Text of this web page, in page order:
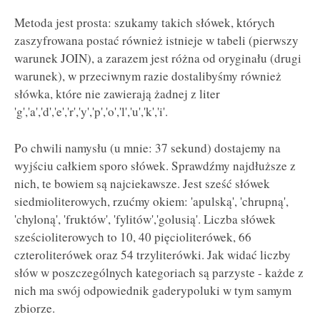
Metoda jest prosta: szukamy takich słówek, których
zaszyfrowana postać również istnieje w tabeli (pierwszy
warunek JOIN), a zarazem jest różna od oryginału (drugi
warunek), w przeciwnym razie dostalibyśmy również
słówka, które nie zawierają żadnej z liter
'g','a','d','e','r','y','p','o','l','u','k','i'.
Po chwili namysłu (u mnie: 37 sekund) dostajemy na
wyjściu całkiem sporo słówek. Sprawdźmy najdłuższe z
nich, te bowiem są najciekawsze. Jest sześć słówek
siedmioliterowych, rzućmy okiem: 'apulską', 'chrupną',
'chyloną', 'fruktów', 'fylitów','golusią'. Liczba słówek
sześcioliterowych to 10, 40 pięcioliterówek, 66
czteroliterówek oraz 54 trzyliterówki. Jak widać liczby
słów w poszczególnych kategoriach są parzyste - każde z
nich ma swój odpowiednik gaderypoluki w tym samym
zbiorze.